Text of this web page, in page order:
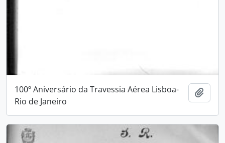
100º Aniversário da Travessia Aérea Lisboa-
Rio de Janeiro